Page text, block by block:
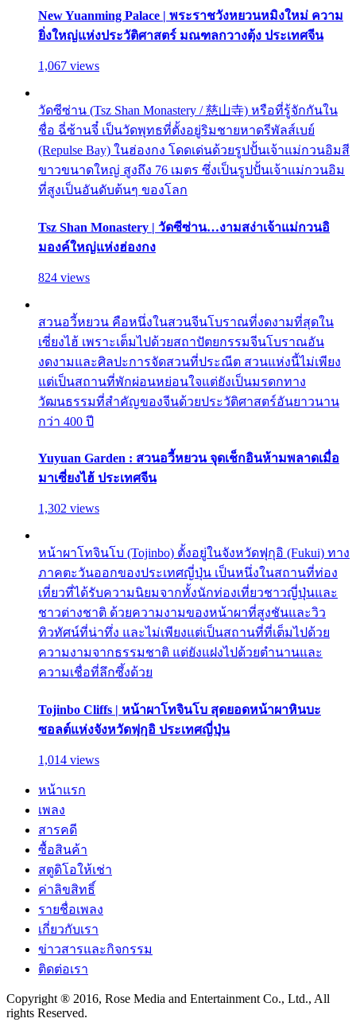
New Yuanming Palace | พระราชวังหยวนหมิงใหม่ ความ
ยิ่งใหญ่แห่งประวัติศาสตร์ มณฑลกวางตุ้ง ประเทศจีน
1,067 views
วัดซีซ่าน (Tsz Shan Monastery / 慈山寺) หรือที่รู้จักกันใน
ชื่อ ฉี่ซ้านจี๋ เป็นวัดพุทธที่ตั้งอยู่ริมชายหาดรีพัลส์เบย์
(Repulse Bay) ในฮ่องกง โดดเด่นด้วยรูปปั้นเจ้าแม่กวนอิมสี
ขาวขนาดใหญ่ สูงถึง 76 เมตร ซึ่งเป็นรูปปั้นเจ้าแม่กวนอิม
ที่สูงเป็นอันดับต้นๆ ของโลก
Tsz Shan Monastery | วัดซีซ่าน…งามสง่าเจ้าแม่กวนอิ
มองค์ใหญ่แห่งฮ่องกง
824 views
สวนอวี้หยวน คือหนึ่งในสวนจีนโบราณที่งดงามที่สุดใน
เซี่ยงไฮ้ เพราะเต็มไปด้วยสถาปัตยกรรมจีนโบราณอัน
งดงามและศิลปะการจัดสวนที่ประณีต สวนแห่งนี้ไม่เพียง
แต่เป็นสถานที่พักผ่อนหย่อนใจแต่ยังเป็นมรดกทาง
วัฒนธรรมที่สำคัญของจีนด้วยประวัติศาสตร์อันยาวนาน
กว่า 400 ปี
Yuyuan Garden : สวนอวี้หยวน จุดเช็กอินห้ามพลาดเมื่อ
มาเซี่ยงไฮ้ ประเทศจีน
1,302 views
หน้าผาโทจินโบ (Tojinbo) ตั้งอยู่ในจังหวัดฟุกุอิ (Fukui) ทาง
ภาคตะวันออกของประเทศญี่ปุ่น เป็นหนึ่งในสถานที่ท่อง
เที่ยวที่ได้รับความนิยมจากทั้งนักท่องเที่ยวชาวญี่ปุ่นและ
ชาวต่างชาติ ด้วยความงามของหน้าผาที่สูงชันและวิว
ทิวทัศน์ที่น่าทึ่ง และไม่เพียงแต่เป็นสถานที่ที่เต็มไปด้วย
ความงามจากธรรมชาติ แต่ยังแฝงไปด้วยตำนานและ
ความเชื่อที่ลึกซึ้งด้วย
Tojinbo Cliffs | หน้าผาโทจินโบ สุดยอดหน้าผาหินบะ
ซอลต์แห่งจังหวัดฟุกุอิ ประเทศญี่ปุ่น
1,014 views
หน้าแรก
เพลง
สารคดี
ซื้อสินค้า
สตูดิโอให้เช่า
ค่าลิขสิทธิ์
รายชื่อเพลง
เกี่ยวกับเรา
ข่าวสารและกิจกรรม
ติดต่อเรา
Copyright ® 2016, Rose Media and Entertainment Co., Ltd., All
rights Reserved.